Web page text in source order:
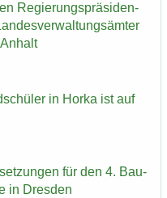
Re­gie­rungs­prä­si­den­
in Horka ist auf
für den 4. Bau­
in Dres­den